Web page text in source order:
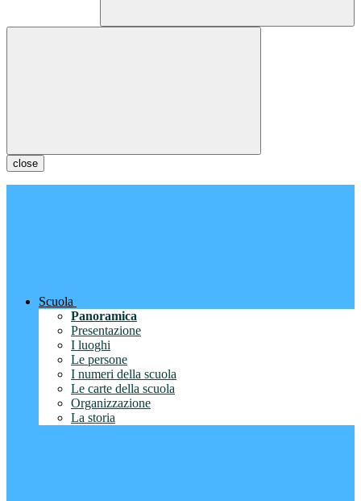
close
Scuola
Panoramica
Presentazione
I luoghi
Le persone
I numeri della scuola
Le carte della scuola
Organizzazione
La storia